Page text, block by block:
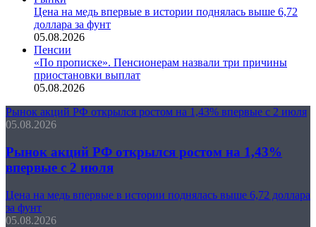
Цена на медь впервые в истории поднялась выше 6,72
доллара за фунт
05.08.2026
Пенсии
«По прописке». Пенсионерам назвали три причины
приостановки выплат
05.08.2026
Рынок акций РФ открылся ростом на 1,43% впервые с 2 июля
05.08.2026
Рынок акций РФ открылся ростом на 1,43%
впервые с 2 июля
Цена на медь впервые в истории поднялась выше 6,72 доллара
за фунт
05.08.2026